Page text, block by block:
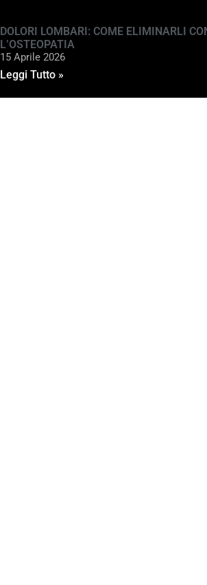
DOLORI LOMBARI: COME ELIMINARLI
L’OSTEOPATIA
15 Aprile 2026
Leggi Tutto »